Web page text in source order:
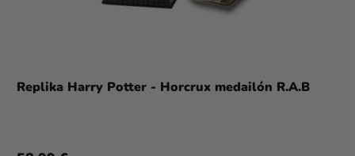
Replika Harry Potter - Horcrux medailón R.A.B